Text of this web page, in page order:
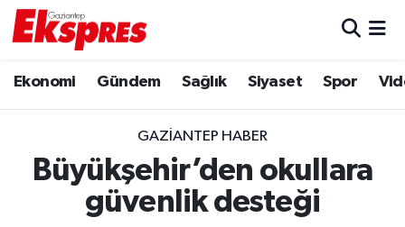
Ekonomi Gündem Sağlık Siyaset Spor
GAZIANTEP HABER
Büyükşehir’den okullara
güvenlik desteği
Ekonomi
Gaziantep son dakika
Genel
Trafik Durumu
Puan Durumu ve Fikstür
Tüm Manşetler